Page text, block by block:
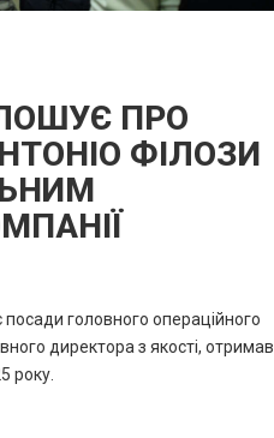
ПРО
ФІЛОЗИ
посади головного операційного
директора з якості, отримав
року.